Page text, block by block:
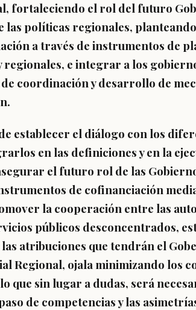
fortaleciendo el rol del futuro
políticas regionales,
a través de instrumentos de
regionales, e integrar a los
coordinación y desarrollo de
establecer el diálogo con los
en las definiciones y en la
el futuro rol de las
de cofinanciación
la cooperación entre las
públicos desconcentrados,
atribuciones que tendrán el
Regional, ojala minimizando los
que sin lugar a dudas, será
de competencias y las